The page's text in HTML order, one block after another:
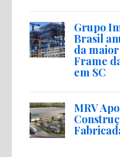
Grupo
Brasil
da
Frame
em SC
MRV